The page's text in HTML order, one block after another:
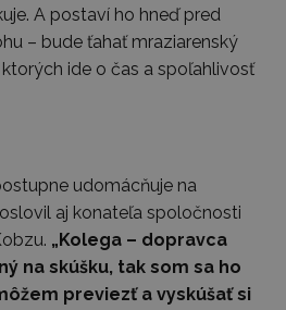
A postaví ho hneď pred
– bude ťahať mraziarenský
ide o čas a spoľahlivosť
udomácňuje na
aj konateľa spoločnosti
„Kolega – dopravca
na skúšku, tak som sa ho
previezť a vyskúšať si